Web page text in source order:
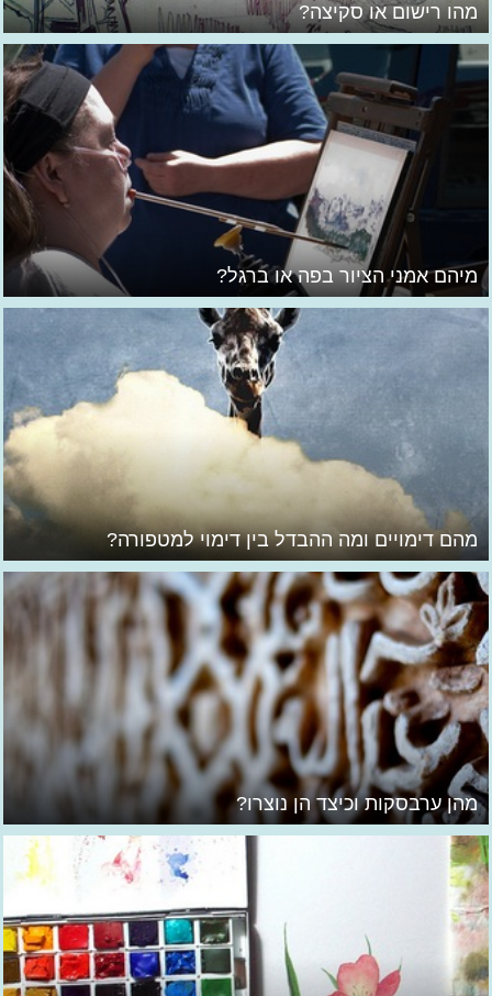
מהו רישום או סקיצה?
מיהם אמני הציור בפה או ברגל?
מהם דימויים ומה ההבדל בין דימוי למטפורה?
מהן ערבסקות וכיצד הן נוצרו?